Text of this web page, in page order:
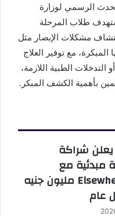
الرسمي لوزارة
طلاب المرحلة
6 إلى 12 عامًا، لاكتشاف مشكلات الإبصار مثل
مع توفير العلاج
الطبية اللازمة،
بأهمية الكشف المبكر.
شراكة
مبدئية مع
Elsewhere.. 200 مليون جنيه
عام